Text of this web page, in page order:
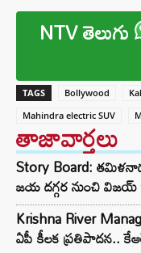
NTV తెలుగు
TAGS Bollywood
Mahindra electric SUV
తాజావార్తలు
Story Board:
జయ దగ్గర నుంచి
Krishna River
ఏపీ కీలక ప్రతిపాదన..